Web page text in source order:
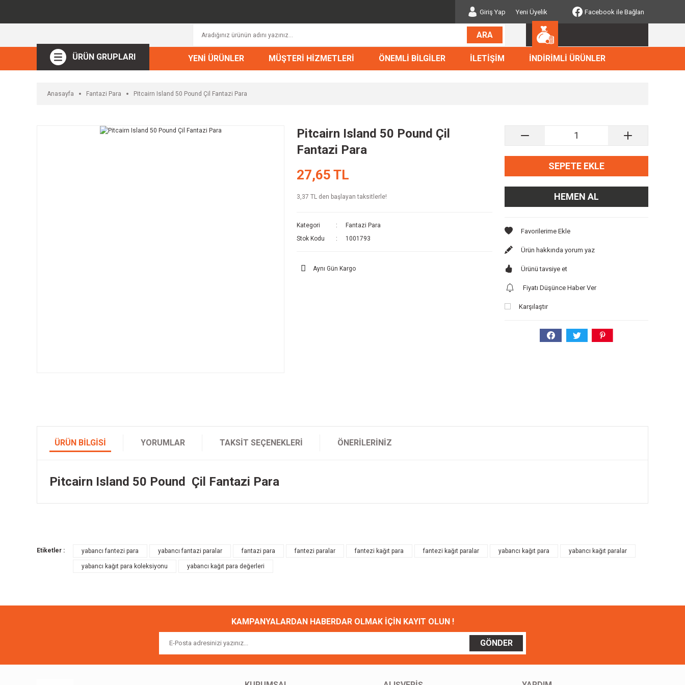
Giriş Yap Yeni Üyelik Facebook ile Bağlan
ARA
ÜRÜN GRUPLARI YENİ ÜRÜNLER MÜŞTERİ HİZMETLERİ ÖNEMLİ BİLGİLER İLETİŞİM İNDİRİMLİ ÜRÜNLER
Anasayfa Fantazi Para Pitcairn Island 50 Pound Çil Fantazi Para
Pitcairn Island 50 Pound Çil
Fantazi Para
27,65 TL
3,37 TL den başlayan taksitlerle!
Kategori
Fantazi Para
Stok Kodu
1001793
Aynı Gün Kargo
SEPETE EKLE
HEMEN AL
Ürün hakkında yorum yaz
Ürünü tavsiye et
Fiyatı Düşünce Haber Ver
Karşılaştır
ÜRÜN BILGISI YORUMLAR TAKSIT SEÇENEKLERI ÖNERILERINIZ
Pitcairn Island 50 Pound Çil Fantazi Para
Ürün resmi kalitesiz, bozuk veya görüntülenemiyor.
Ürün açıklamasında eksik bilgiler bulunuyor.
Etiketler : yabancı fantezi para yabancı fantazi paralar fantazi para fantezi paralar fantezi kağıt para fantezi kağıt paralar yabancı kağıt para yabancı kağıt paralar
yabancı kağıt para koleksiyonu yabancı kağıt para değerleri
KAMPANYALARDAN HABERDAR OLMAK İÇİN KAYIT OLUN !
GÖNDER